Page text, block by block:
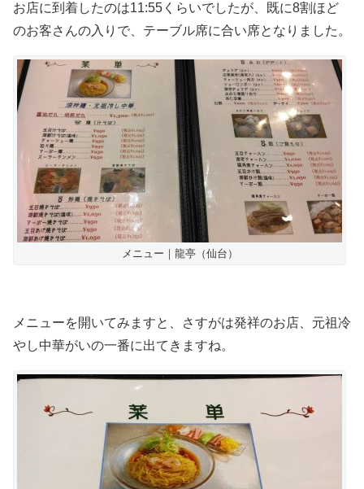
お店に到着したのは11:55くらいでしたが、既に8割ほど
のお客さんの入りで、テーブル席に合い席となりました。
メニュー｜龍亭（仙台）
メニューを開いてみますと、さすがは発祥のお店、元祖冷
やし中華がいの一番に出てきますね。